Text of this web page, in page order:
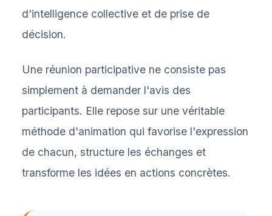
d'intelligence collective et de prise de
décision.
Une réunion participative ne consiste pas
simplement à demander l'avis des
participants. Elle repose sur une véritable
méthode d'animation qui favorise l'expression
de chacun, structure les échanges et
transforme les idées en actions concrètes.